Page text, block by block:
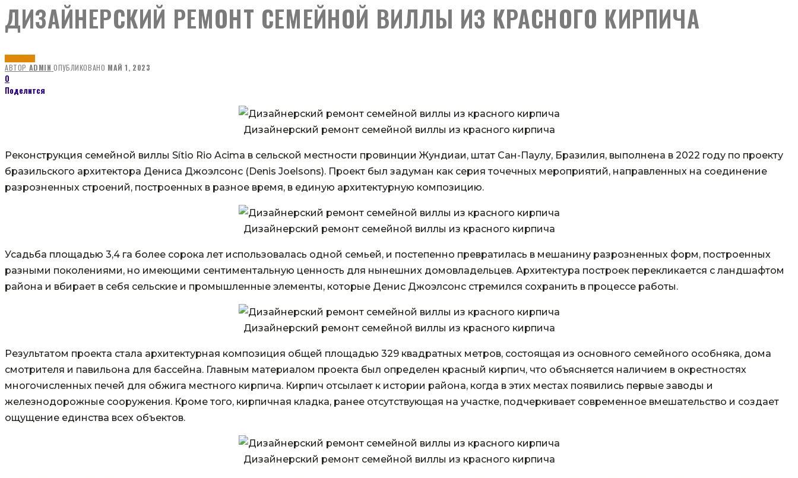
ДИЗАЙНЕРСКИЙ РЕМОНТ СЕМЕЙНОЙ ВИЛЛЫ ИЗ КРАСНОГО КИРПИЧА
АВТОР ADMIN ОПУБЛИКОВАНО МАЙ 1, 2023
0
Поделится
Дизайнерский ремонт семейной виллы из красного кирпича
Реконструкция семейной виллы Sítio Rio Acima в сельской местности провинции Жундиаи, штат Сан-Паулу, Бразилия, выполнена в 2022 году по проекту
бразильского архитектора Дениса Джоэлсонс (Denis Joelsons). Проект был задуман как серия точечных мероприятий, направленных на соединение
разрозненных строений, построенных в разное время, в единую архитектурную композицию.
Дизайнерский ремонт семейной виллы из красного кирпича
Усадьба площадью 3,4 га более сорока лет использовалась одной семьей, и постепенно превратилась в мешанину разрозненных форм, построенных
разными поколениями, но имеющими сентиментальную ценность для нынешних домовладельцев. Архитектура построек перекликается с ландшафтом
района и вбирает в себя сельские и промышленные элементы, которые Денис Джоэлсонс стремился сохранить в процессе работы.
Дизайнерский ремонт семейной виллы из красного кирпича
Результатом проекта стала архитектурная композиция общей площадью 329 квадратных метров, состоящая из основного семейного особняка, дома
смотрителя и павильона для бассейна. Главным материалом проекта был определен красный кирпич, что объясняется наличием в окрестностях
многочисленных печей для обжига местного кирпича. Кирпич отсылает к истории района, когда в этих местах появились первые заводы и
железнодорожные сооружения. Кроме того, кирпичная кладка, ранее отсутствующая на участке, подчеркивает современное вмешательство и создает
ощущение единства всех объектов.
Дизайнерский ремонт семейной виллы из красного кирпича